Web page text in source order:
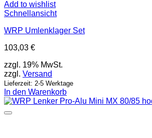
Add to wishlist
Schnellansicht
WRP Umlenklager Set
103,03 €
zzgl. 19% MwSt.
zzgl. Versand
Lieferzeit: 2-5 Werktage
In den Warenkorb